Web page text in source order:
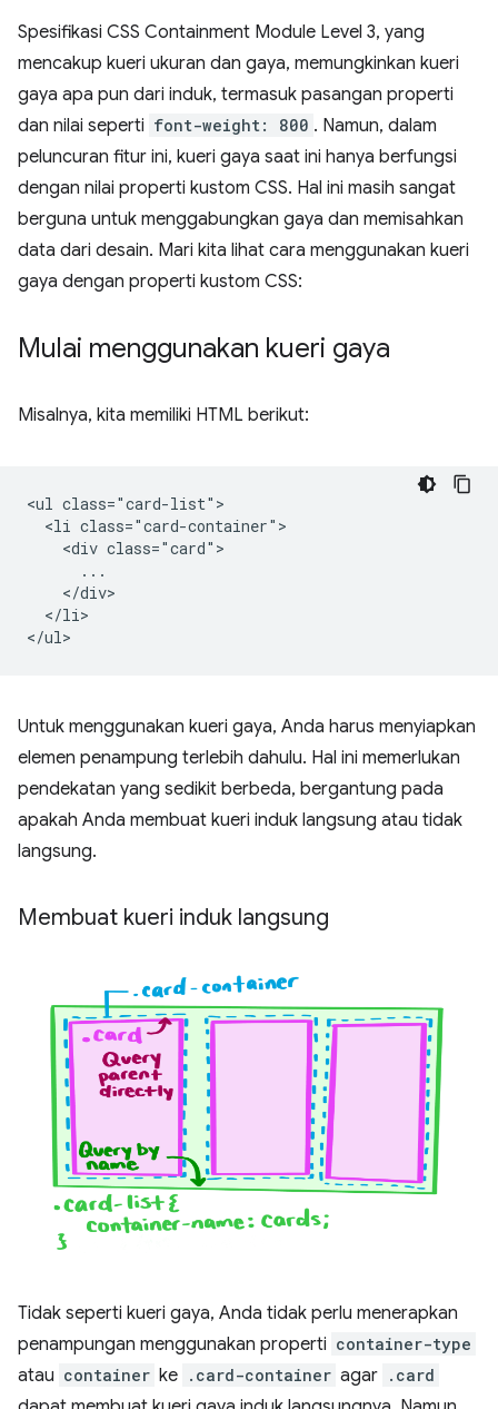
Spesifikasi CSS Containment Module Level 3, yang
mencakup kueri ukuran dan gaya, memungkinkan kueri
gaya apa pun dari induk, termasuk pasangan properti
dan nilai seperti font-weight: 800 . Namun, dalam
peluncuran fitur ini, kueri gaya saat ini hanya berfungsi
dengan nilai properti kustom CSS. Hal ini masih sangat
berguna untuk menggabungkan gaya dan memisahkan
data dari desain. Mari kita lihat cara menggunakan kueri
gaya dengan properti kustom CSS:
Mulai menggunakan kueri gaya
Misalnya, kita memiliki HTML berikut:
<ul class="card-list">
  <li class="card-container">
    <div class="card">
      ...
    </div>
  </li>
Untuk menggunakan kueri gaya, Anda harus menyiapkan
elemen penampung terlebih dahulu. Hal ini memerlukan
pendekatan yang sedikit berbeda, bergantung pada
apakah Anda membuat kueri induk langsung atau tidak
langsung.
Membuat kueri induk langsung
Tidak seperti kueri gaya, Anda tidak perlu menerapkan
penampungan menggunakan properti container-type
atau container ke .card-container agar .card